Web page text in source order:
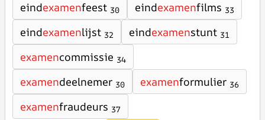
eindexamenfeest 30 eindexamenfilms 33
eindexamenlijst 32 eindexamenstunt 31
examencommissie 34
examendeelnemer 30 examenformulier 36
examenfraudeurs 37